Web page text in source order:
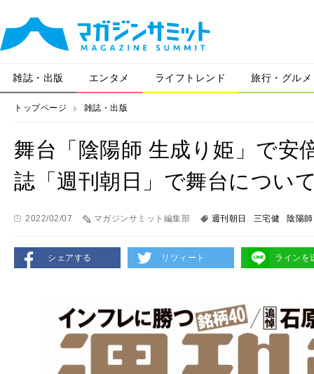
雑誌・出版 エンタメ ライフトレンド 旅行・グルメ
トップページ 雑誌・出版
舞台「陰陽師 生成り姫」で安
誌「週刊朝日」で舞台につい
2022/02/07 マガジンサミット編集部 週刊朝日 三宅健 陰陽
シェアする リツィート ラインを